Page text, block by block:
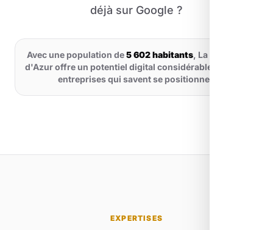
déjà sur Google ?
Avec une population de5 602 habitants, La Cadière-
d'Azur offre un potentiel digital considérable pour les
entreprises qui savent se positionner.
EXPERTISES